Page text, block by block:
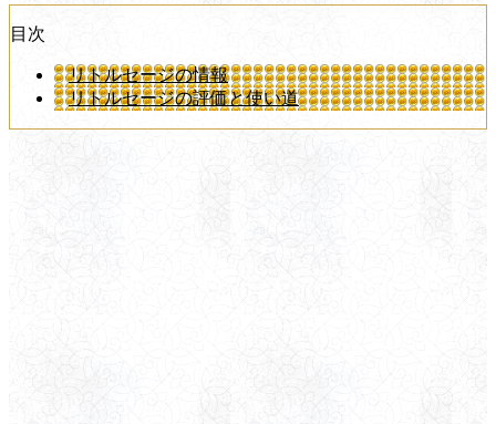
目次
リトルセージの情報
リトルセージの評価と使い道